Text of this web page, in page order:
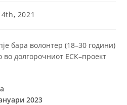
2021
бара волонтер (18–30 години)
во долгорочниот ЕСК–проект
2023